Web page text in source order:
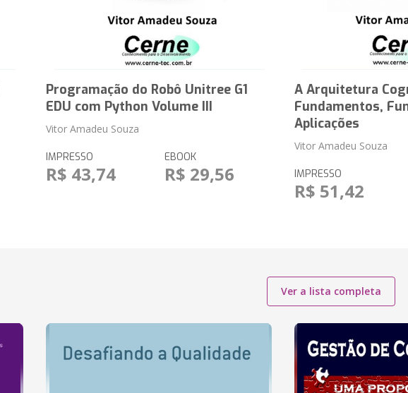
Programação do Robô Unitree G1
EDU com Python Volume III
Vitor Amadeu Souza
IMPRESSO
R$ 43,74
EBOOK
R$ 29,56
A Arquitetura
Fundamentos,
Aplicações
Vitor Amadeu Souza
IMPRESSO
R$ 51,42
Ver a lista completa